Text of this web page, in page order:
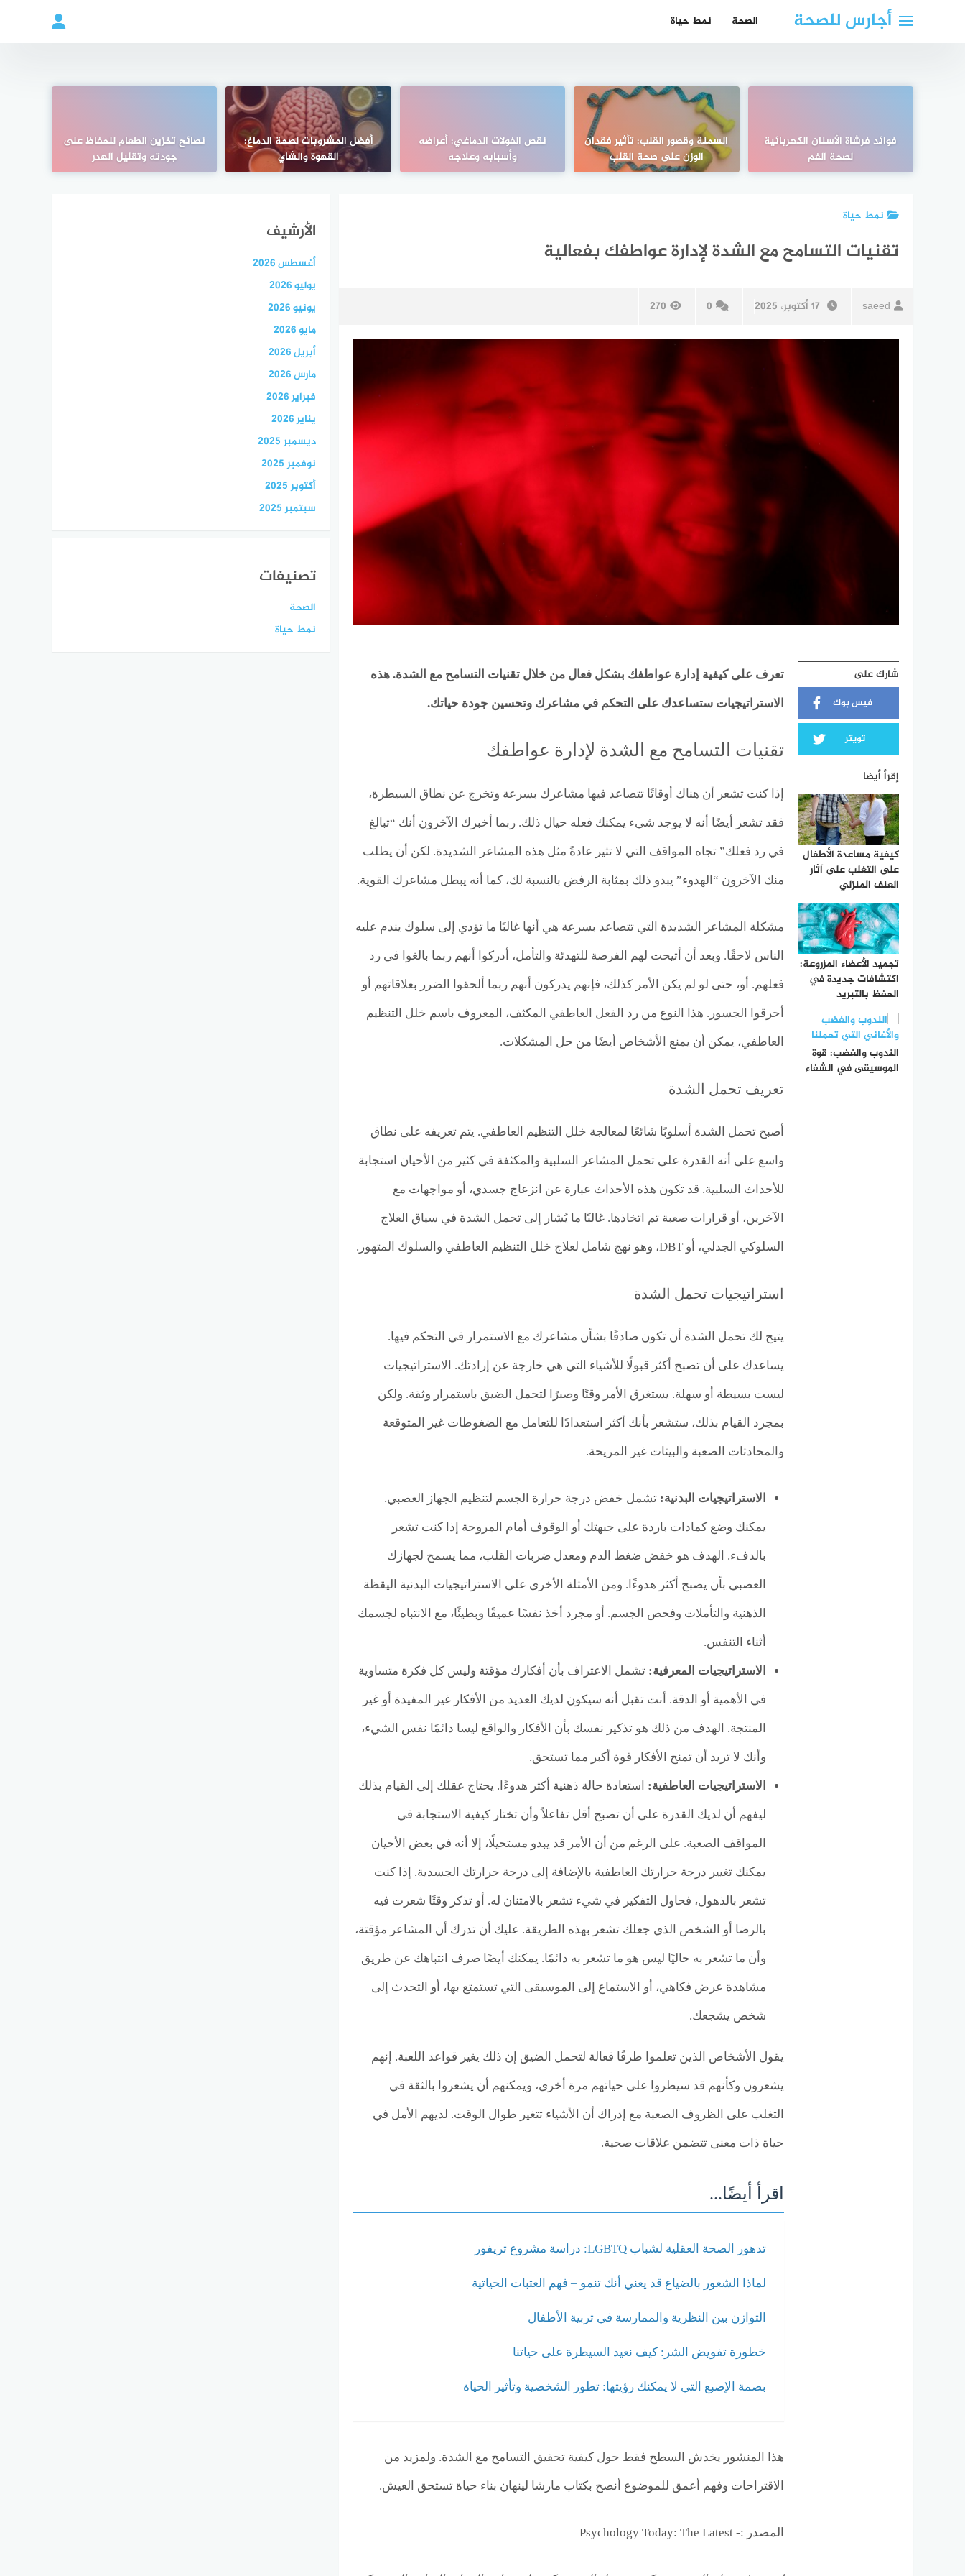
أجارس للصحة الصحة نمط حياة
فوائد فرشاة الأسنان الكهربائية
لصحة الفم
السمنة وقصور القلب: تأثير فقدان
الوزن على صحة القلب
نقص الفولات الدماغي: أعراضه
وأسبابه وعلاجه
أفضل المشروبات لصحة الدماغ:
القهوة والشاي
نصائح تخزين الطعام للحفاظ على
جودته وتقليل الهدر
نمط حياة
تقنيات التسامح مع الشدة لإدارة عواطفك بفعالية
saeed 17 أكتوبر، 2025 0
270
شارك على
فيس بوك
تويتر
إقرأ أيضا
كيفية مساعدة الأطفال
على التغلب على آثار
العنف المنزلي
تجميد الأعضاء المزروعة:
اكتشافات جديدة في
الحفظ بالتبريد
الندوب والغضب: قوة
الموسيقى في الشفاء
تعرف على كيفية إدارة عواطفك بشكل فعال من خلال تقنيات التسامح مع الشدة. هذه
الاستراتيجيات ستساعدك على التحكم في مشاعرك وتحسين جودة حياتك.
تقنيات التسامح مع الشدة لإدارة عواطفك
إذا كنت تشعر أن هناك أوقاتًا تتصاعد فيها مشاعرك بسرعة وتخرج عن نطاق السيطرة،
فقد تشعر أيضًا أنه لا يوجد شيء يمكنك فعله حيال ذلك. ربما أخبرك الآخرون أنك “تبالغ
في رد فعلك” تجاه المواقف التي لا تثير عادةً مثل هذه المشاعر الشديدة. لكن أن يطلب
منك الآخرون “الهدوء” يبدو ذلك بمثابة الرفض بالنسبة لك، كما أنه يبطل مشاعرك القوية.
مشكلة المشاعر الشديدة التي تتصاعد بسرعة هي أنها غالبًا ما تؤدي إلى سلوك يندم عليه
الناس لاحقًا. وبعد أن أتيحت لهم الفرصة للتهدئة والتأمل، أدركوا أنهم ربما بالغوا في رد
فعلهم. أو، حتى لو لم يكن الأمر كذلك، فإنهم يدركون أنهم ربما ألحقوا الضرر بعلاقاتهم أو
أحرقوا الجسور. هذا النوع من رد الفعل العاطفي المكثف، المعروف باسم خلل التنظيم
العاطفي، يمكن أن يمنع الأشخاص أيضًا من حل المشكلات.
تعريف تحمل الشدة
أصبح تحمل الشدة أسلوبًا شائعًا لمعالجة خلل التنظيم العاطفي. يتم تعريفه على نطاق
واسع على أنه القدرة على تحمل المشاعر السلبية والمكثفة في كثير من الأحيان استجابة
للأحداث السلبية. قد تكون هذه الأحداث عبارة عن انزعاج جسدي، أو مواجهات مع
الآخرين، أو قرارات صعبة تم اتخاذها. غالبًا ما يُشار إلى تحمل الشدة في سياق العلاج
السلوكي الجدلي، أو DBT، وهو نهج شامل لعلاج خلل التنظيم العاطفي والسلوك المتهور.
استراتيجيات تحمل الشدة
يتيح لك تحمل الشدة أن تكون صادقًا بشأن مشاعرك مع الاستمرار في التحكم فيها.
يساعدك على أن تصبح أكثر قبولًا للأشياء التي هي خارجة عن إرادتك. الاستراتيجيات
ليست بسيطة أو سهلة. يستغرق الأمر وقتًا وصبرًا لتحمل الضيق باستمرار وثقة. ولكن
بمجرد القيام بذلك، ستشعر بأنك أكثر استعدادًا للتعامل مع الضغوطات غير المتوقعة
والمحادثات الصعبة والبيئات غير المريحة.
الاستراتيجيات البدنية: تشمل خفض درجة حرارة الجسم لتنظيم الجهاز العصبي.
يمكنك وضع كمادات باردة على جبهتك أو الوقوف أمام المروحة إذا كنت تشعر
بالدفء. الهدف هو خفض ضغط الدم ومعدل ضربات القلب، مما يسمح لجهازك
العصبي بأن يصبح أكثر هدوءًا. ومن الأمثلة الأخرى على الاستراتيجيات البدنية اليقظة
الذهنية والتأملات وفحص الجسم. أو مجرد أخذ نفسًا عميقًا وبطيئًا، مع الانتباه لجسمك
أثناء التنفس.
الاستراتيجيات المعرفية: تشمل الاعتراف بأن أفكارك مؤقتة وليس كل فكرة متساوية
في الأهمية أو الدقة. أنت تقبل أنه سيكون لديك العديد من الأفكار غير المفيدة أو غير
المنتجة. الهدف من ذلك هو تذكير نفسك بأن الأفكار والواقع ليسا دائمًا نفس الشيء،
وأنك لا تريد أن تمنح الأفكار قوة أكبر مما تستحق.
الاستراتيجيات العاطفية: استعادة حالة ذهنية أكثر هدوءًا. يحتاج عقلك إلى القيام بذلك
ليفهم أن لديك القدرة على أن تصبح أقل تفاعلاً وأن تختار كيفية الاستجابة في
المواقف الصعبة. على الرغم من أن الأمر قد يبدو مستحيلًا، إلا أنه في بعض الأحيان
يمكنك تغيير درجة حرارتك العاطفية بالإضافة إلى درجة حرارتك الجسدية. إذا كنت
تشعر بالذهول، فحاول التفكير في شيء تشعر بالامتنان له. أو تذكر وقتًا شعرت فيه
بالرضا أو الشخص الذي جعلك تشعر بهذه الطريقة. عليك أن تدرك أن المشاعر مؤقتة،
وأن ما تشعر به حاليًا ليس هو ما تشعر به دائمًا. يمكنك أيضًا صرف انتباهك عن طريق
مشاهدة عرض فكاهي، أو الاستماع إلى الموسيقى التي تستمتع بها، أو التحدث إلى
شخص يشجعك.
يقول الأشخاص الذين تعلموا طرقًا فعالة لتحمل الضيق إن ذلك يغير قواعد اللعبة. إنهم
يشعرون وكأنهم قد سيطروا على حياتهم مرة أخرى، ويمكنهم أن يشعروا بالثقة في
التغلب على الظروف الصعبة مع إدراك أن الأشياء تتغير طوال الوقت. لديهم الأمل في
حياة ذات معنى تتضمن علاقات صحية.
اقرأ أيضًا...
تدهور الصحة العقلية لشباب LGBTQ: دراسة مشروع تريفور
لماذا الشعور بالضياع قد يعني أنك تنمو – فهم العتبات الحياتية
التوازن بين النظرية والممارسة في تربية الأطفال
خطورة تفويض الشر: كيف نعيد السيطرة على حياتنا
بصمة الإصبع التي لا يمكنك رؤيتها: تطور الشخصية وتأثير الحياة
هذا المنشور يخدش السطح فقط حول كيفية تحقيق التسامح مع الشدة. ولمزيد من
الاقتراحات وفهم أعمق للموضوع أنصح بكتاب مارشا لينهان بناء حياة تستحق العيش.
المصدر :- Psychology Today: The Latest
الأرشيف
أغسطس 2026
يوليو 2026
يونيو 2026
مايو 2026
أبريل 2026
مارس 2026
فبراير 2026
يناير 2026
ديسمبر 2025
نوفمبر 2025
أكتوبر 2025
سبتمبر 2025
تصنيفات
الصحة
نمط حياة